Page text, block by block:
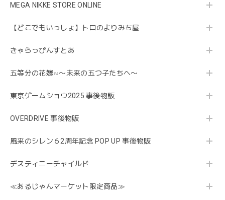
MEGA NIKKE STORE ONLINE
【どこでもいっしょ】トロのよりみち屋
きゃらっぴんすとあ
五等分の花嫁∽〜未来の五つ子たちへ〜
東京ゲームショウ2025 事後物販
OVERDRIVE 事後物販
風来のシレン６2周年記念 POP UP 事後物販
デスティニーチャイルド
≪あるじゃんマーケット限定商品≫